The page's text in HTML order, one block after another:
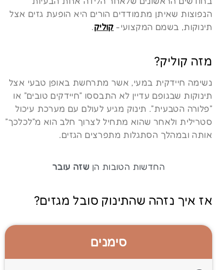
הנפוצות שאיתן מתמודדים הורים היא הופעת גזים אצל
תינוקות, בשמם המקצועי- קוליק.
מזה קוליק?
נשימה חיידקית במעי, אשר מתרחשת באופן טבעי אצל
תינוקות שבגופם עדיין לא התבססו ״חיידקים טובים״ או
״פלורה הטבעית״. תינוק מגיע לעולם עם מערכת עיכול
סטרילית ולאחר שהוא מתחיל לצרוך חלב הוא מ״לכלכך״
אותה ובמהלך הסתגלות מתפרצים הגזים.
החדשות הטובות הן שזה עובר
אז איך נזהה שהתינוק סובל מגזים?
סימנים